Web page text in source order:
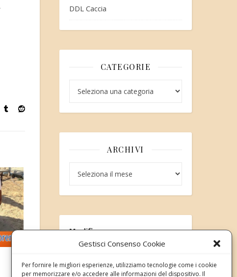
Gestisci Consenso Cookie
Per fornire le migliori esperienze, utilizziamo tecnologie come i cookie
per memorizzare e/o accedere alle informazioni del dispositivo. Il
DDL Caccia
CATEGORIE
ARCHIVI
Modifica consenso
Revoca il tuo consenso ai cookie